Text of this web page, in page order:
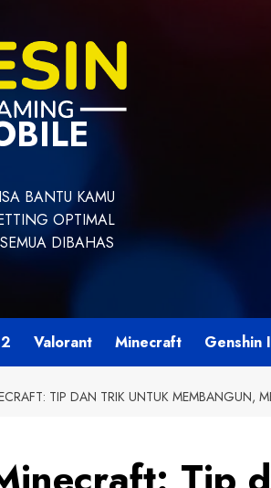
BANTU KAMU
OPTIMAL
DIBAHAS
Valorant Minecraft Genshin
TIP DAN TRIK UNTUK MEMBANGUN,